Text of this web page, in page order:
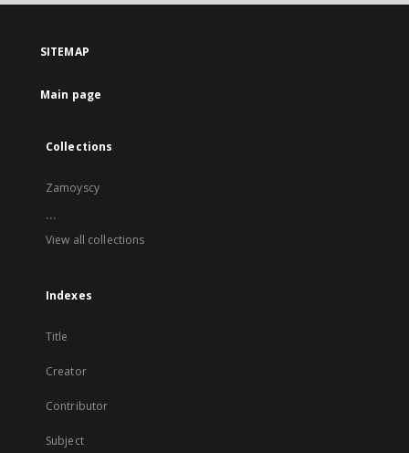
SITEMAP
Main page
Collections
Zamoyscy
...
View all collections
Indexes
Title
Creator
Contributor
Subject